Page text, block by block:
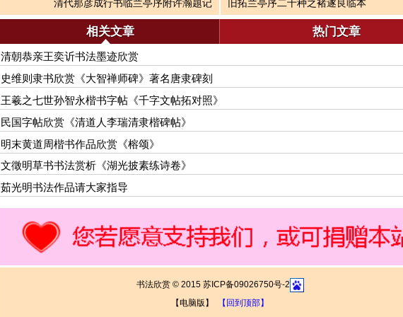
清代那彦成行书临兰亭序附许瀚题记 旧拓兰亭序二十种之褚遂良临本
相关文章 热门文章
清朝恭亲王奕䜣书法墨迹欣赏
史维则隶书欣赏《大智禅师碑》著名唐隶碑刻
王羲之七世孙智永楷书字帖《千字文帖拓对照》
民国字帖欣赏《清道人李瑞清隶楷碑帖》
明末黄道周楷书作品欣赏《榕颂》
文徵明草书书法赏析《湖光披素练诗卷》
茹光明书法作品请大家指导
书法欣赏 © 2015 苏ICP备09026750号-2
【电脑版】
【回到顶部】